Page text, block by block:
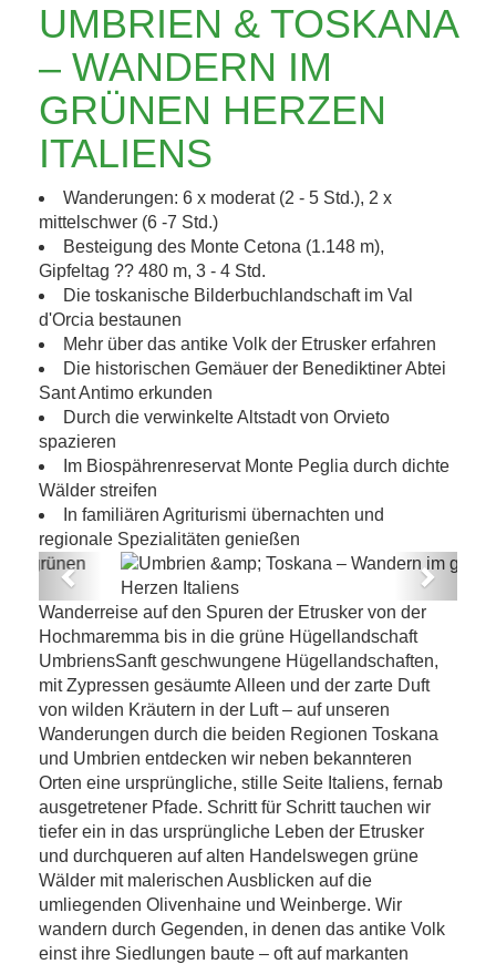
UMBRIEN & TOSKANA
– WANDERN IM
GRÜNEN HERZEN
ITALIENS
Wanderungen: 6 x moderat (2 - 5 Std.), 2 x
mittelschwer (6 -7 Std.)
Besteigung des Monte Cetona (1.148 m),
Gipfeltag ?? 480 m, 3 - 4 Std.
Die toskanische Bilderbuchlandschaft im Val
d'Orcia bestaunen
Mehr über das antike Volk der Etrusker erfahren
Die historischen Gemäuer der Benediktiner Abtei
Sant Antimo erkunden
Durch die verwinkelte Altstadt von Orvieto
spazieren
Im Biospährenreservat Monte Peglia durch dichte
Wälder streifen
In familiären Agriturismi übernachten und
regionale Spezialitäten genießen
Umbrien & Toskana – Wandern im
grünen Herzen Italiens
Previous Next
Wanderreise auf den Spuren der Etrusker von der
Hochmaremma bis in die grüne Hügellandschaft
UmbriensSanft geschwungene Hügellandschaften,
mit Zypressen gesäumte Alleen und der zarte Duft
von wilden Kräutern in der Luft – auf unseren
Wanderungen durch die beiden Regionen Toskana
und Umbrien entdecken wir neben bekannteren
Orten eine ursprüngliche, stille Seite Italiens, fernab
ausgetretener Pfade. Schritt für Schritt tauchen wir
tiefer ein in das ursprüngliche Leben der Etrusker
und durchqueren auf alten Handelswegen grüne
Wälder mit malerischen Ausblicken auf die
umliegenden Olivenhaine und Weinberge. Wir
wandern durch Gegenden, in denen das antike Volk
einst ihre Siedlungen baute – oft auf markanten